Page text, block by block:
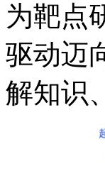
为靶点
驱动迈
解知识